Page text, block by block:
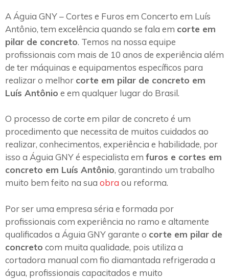
A Águia GNY – Cortes e Furos em Concerto em Luís
Antônio, tem excelência quando se fala em corte em
pilar de concreto. Temos na nossa equipe
profissionais com mais de 10 anos de experiência além
de ter máquinas e equipamentos específicos para
realizar o melhor corte em pilar de concreto em
Luís Antônio e em qualquer lugar do Brasil.
O processo de corte em pilar de concreto é um
procedimento que necessita de muitos cuidados ao
realizar, conhecimentos, experiência e habilidade, por
isso a Águia GNY é especialista em furos e cortes em
concreto em Luís Antônio, garantindo um trabalho
muito bem feito na sua obra ou reforma.
Por ser uma empresa séria e formada por
profissionais com experiência no ramo e altamente
qualificados a Águia GNY garante o corte em pilar de
concreto com muita qualidade, pois utiliza a
cortadora manual com fio diamantada refrigerada a
água, profissionais capacitados e muito